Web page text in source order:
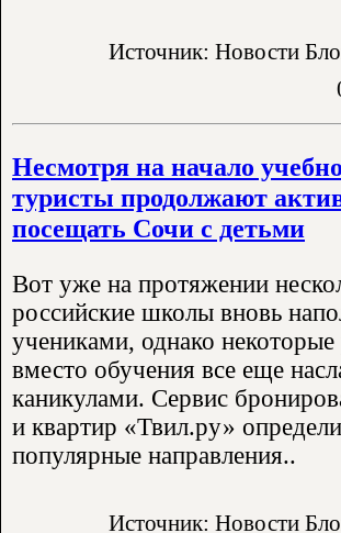
Источник: Новости
Несмотря на начало
туристы продолжают
посещать Сочи с детьми
Вот уже на протяжении
российские школы вновь
учениками, однако некоторые
вместо обучения все еще
каникулами. Сервис
и квартир «Твил.ру»
популярные направления..
Источник: Новости